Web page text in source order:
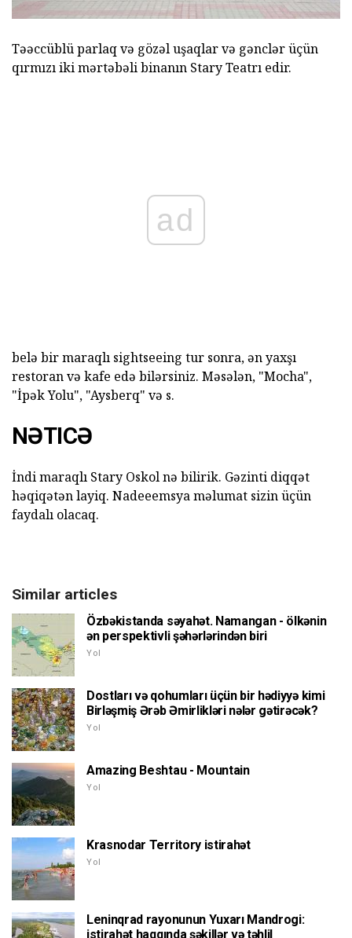
Təəccüblü parlaq və gözəl uşaqlar və gənclər üçün
qırmızı iki mərtəbəli binanın Stary Teatrı edir.
ad
belə bir maraqlı sightseeing tur sonra, ən yaxşı
restoran və kafe edə bilərsiniz. Məsələn, "Mocha",
"İpək Yolu", "Aysberq" və s.
NƏTICƏ
İndi maraqlı Stary Oskol nə bilirik. Gəzinti diqqət
həqiqətən layiq. Nadeeemsya məlumat sizin üçün
faydalı olacaq.
Similar articles
Özbəkistanda səyahət. Namangan - ölkənin
ən perspektivli şəhərlərindən biri
Yol
Dostları və qohumları üçün bir hədiyyə kimi
Birləşmiş Ərəb Əmirlikləri nələr gətirəcək?
Yol
Amazing Beshtau - Mountain
Yol
Krasnodar Territory istirahət
Yol
Leninqrad rayonunun Yuxarı Mandrogi:
istirahət haqqında şəkillər və təhlil